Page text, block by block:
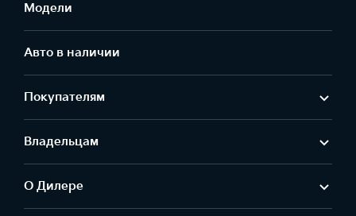
Модели
Авто в наличии
Покупателям
Владельцам
О Дилере